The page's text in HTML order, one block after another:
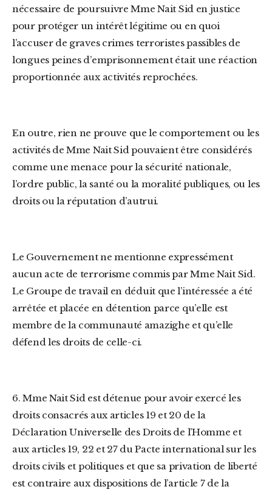
nécessaire de poursuivre Mme Nait Sid en justice
pour protéger un intérêt légitime ou en quoi
l’accuser de graves crimes terroristes passibles de
longues peines d’emprisonnement était une réaction
proportionnée aux activités reprochées.
En outre, rien ne prouve que le comportement ou les
activités de Mme Nait Sid pouvaient être considérés
comme une menace pour la sécurité nationale,
l’ordre public, la santé ou la moralité publiques, ou les
droits ou la réputation d’autrui.
Le Gouvernement ne mentionne expressément
aucun acte de terrorisme commis par Mme Nait Sid.
Le Groupe de travail en déduit que l’intéressée a été
arrêtée et placée en détention parce qu’elle est
membre de la communauté amazighe et qu’elle
défend les droits de celle-ci.
6. Mme Nait Sid est détenue pour avoir exercé les
droits consacrés aux articles 19 et 20 de la
Déclaration Universelle des Droits de l’Homme et
aux articles 19, 22 et 27 du Pacte international sur les
droits civils et politiques et que sa privation de liberté
est contraire aux dispositions de l’article 7 de la